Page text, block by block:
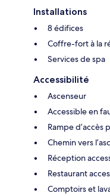
Installations
8 édifices
Coffre-fort à la
Services de spa
Accessibilité
Ascenseur
Accessible en
Rampe d’accès
Chemin vers
Réception
Restaurant
Comptoirs et